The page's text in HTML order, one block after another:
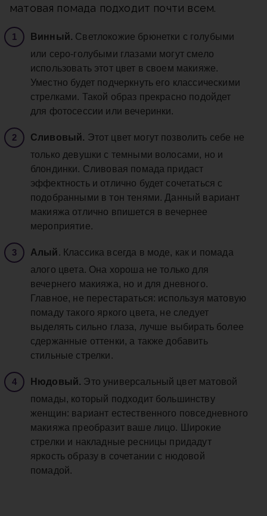
матовая помада подходит почти всем.
Винный. Светлокожие брюнетки с голубыми
или серо-голубыми глазами могут смело
использовать этот цвет в своем макияже.
Уместно будет подчеркнуть его классическими
стрелками. Такой образ прекрасно подойдет
для фотосессии или вечеринки.
Сливовый. Этот цвет могут позволить себе не
только девушки с темными волосами, но и
блондинки. Сливовая помада придаст
эффектность и отлично будет сочетаться с
подобранными в тон тенями. Данный вариант
макияжа отлично впишется в вечернее
мероприятие.
Алый . Классика всегда в моде, как и помада
алого цвета. Она хороша не только для
вечернего макияжа, но и для дневного.
Главное, не перестараться: используя матовую
помаду такого яркого цвета, не следует
выделять сильно глаза, лучше выбирать более
сдержанные оттенки, а также добавить
стильные стрелки.
Нюдовый. Это универсальный цвет матовой
помады, который подходит большинству
женщин: вариант естественного повседневного
макияжа преобразит ваше лицо. Широкие
стрелки и накладные ресницы придадут
яркость образу в сочетании с нюдовой
помадой.